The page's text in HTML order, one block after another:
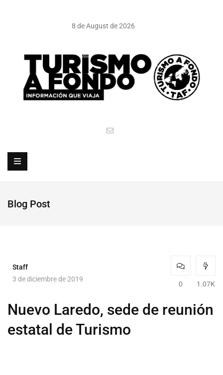
8 de August de 2026
Blog Post
Staff
3 de diciembre de 2019
0 1.07K
Nuevo Laredo, sede de reunión
estatal de Turismo